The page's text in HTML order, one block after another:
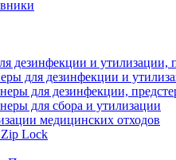
дезинфекции и утилизации,
для дезинфекции и
для дезинфекции,
для сбора и утилизации
медицинских отходов
Lock